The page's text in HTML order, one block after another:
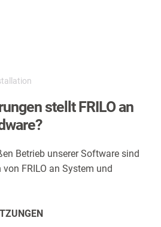
stellt FRILO an
Betrieb unserer Software sind
FRILO an System und